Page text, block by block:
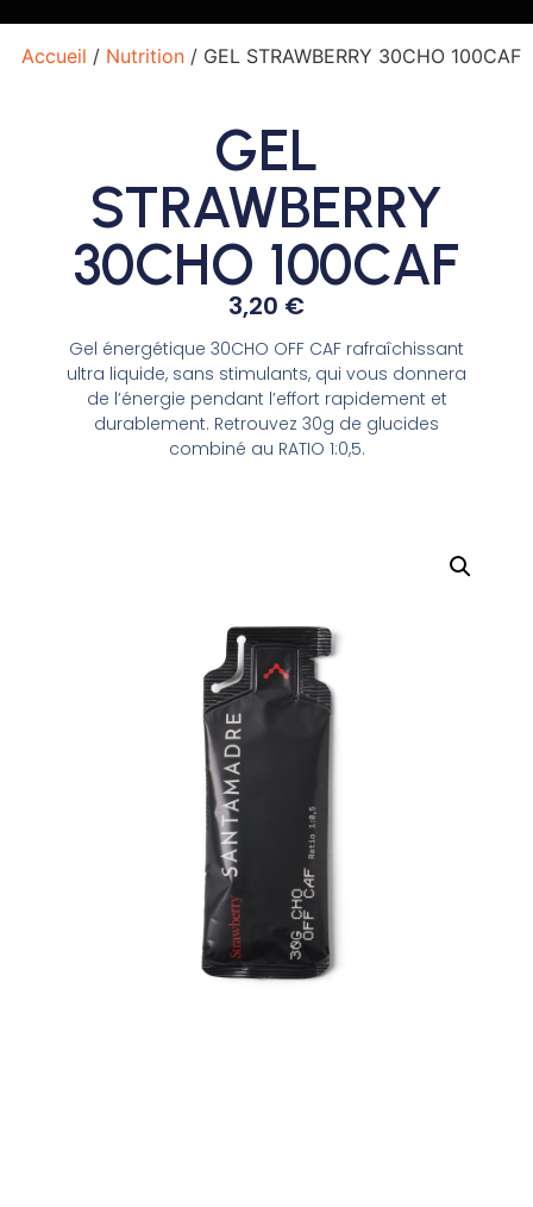
Accueil / Nutrition/ GEL STRAWBERRY 30CHO 100CAF
GEL
STRAWBERRY
30CHO 100CAF
3,20 €
Gel énergétique 30CHO OFF CAF rafraîchissant
ultra liquide, sans stimulants, qui vous donnera
de l’énergie pendant l’effort rapidement et
durablement. Retrouvez 30g de glucides
combiné au RATIO 1:0,5.